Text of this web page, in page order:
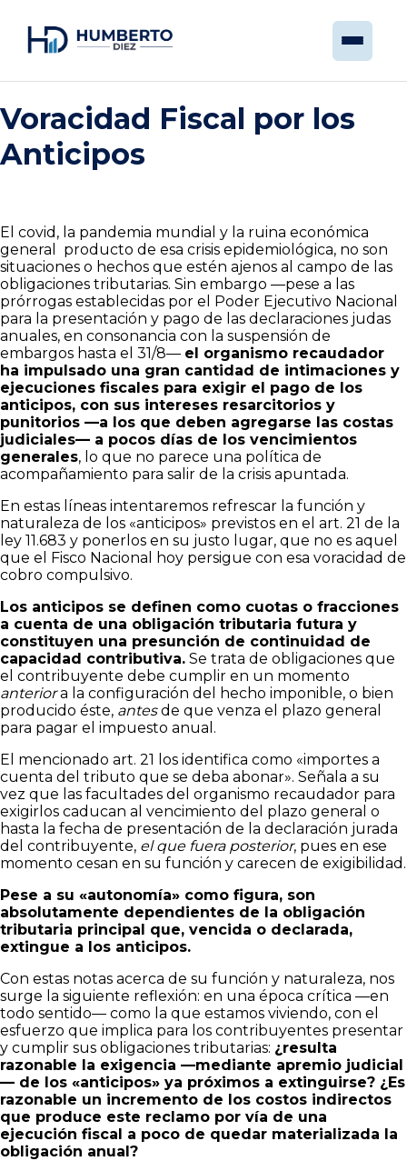
Voracidad Fiscal por los
Anticipos
El covid, la pandemia mundial y la ruina económica
general producto de esa crisis epidemiológica, no son
situaciones o hechos que estén ajenos al campo de las
obligaciones tributarias. Sin embargo —pese a las
prórrogas establecidas por el Poder Ejecutivo Nacional
para la presentación y pago de las declaraciones judas
anuales, en consonancia con la suspensión de
embargos hasta el 31/8— el organismo recaudador
ha impulsado una gran cantidad de intimaciones y
ejecuciones fiscales para exigir el pago de los
anticipos, con sus intereses resarcitorios y
punitorios —a los que deben agregarse las costas
judiciales— a pocos días de los vencimientos
generales, lo que no parece una política de
acompañamiento para salir de la crisis apuntada.
En estas líneas intentaremos refrescar la función y
naturaleza de los «anticipos» previstos en el art. 21 de la
ley 11.683 y ponerlos en su justo lugar, que no es aquel
que el Fisco Nacional hoy persigue con esa voracidad de
cobro compulsivo.
Los anticipos se definen como cuotas o fracciones
a cuenta de una obligación tributaria futura y
constituyen una presunción de continuidad de
capacidad contributiva. Se trata de obligaciones que
el contribuyente debe cumplir en un momento
anteriora la configuración del hecho imponible, o bien
producido éste, antesde que venza el plazo general
para pagar el impuesto anual.
El mencionado art. 21 los identifica como «importes a
cuenta del tributo que se deba abonar». Señala a su
vez que las facultades del organismo recaudador para
exigirlos caducan al vencimiento del plazo general o
hasta la fecha de presentación de la declaración jurada
del contribuyente, el que fuera posterior, pues en ese
momento cesan en su función y carecen de exigibilidad.
Pese a su «autonomía» como figura, son
absolutamente dependientes de la obligación
tributaria principal que, vencida o declarada,
extingue a los anticipos.
Con estas notas acerca de su función y naturaleza, nos
surge la siguiente reflexión: en una época crítica —en
todo sentido— como la que estamos viviendo, con el
esfuerzo que implica para los contribuyentes presentar
y cumplir sus obligaciones tributarias: ¿resulta
razonable la exigencia —mediante apremio judicial
— de los «anticipos» ya próximos a extinguirse? ¿Es
razonable un incremento de los costos indirectos
que produce este reclamo por vía de una
ejecución fiscal a poco de quedar materializada la
obligación anual?